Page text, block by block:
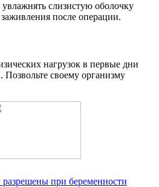
слизистую оболочку
после операции.
нагрузок в первые дни
Позвольте своему организму
при беременности